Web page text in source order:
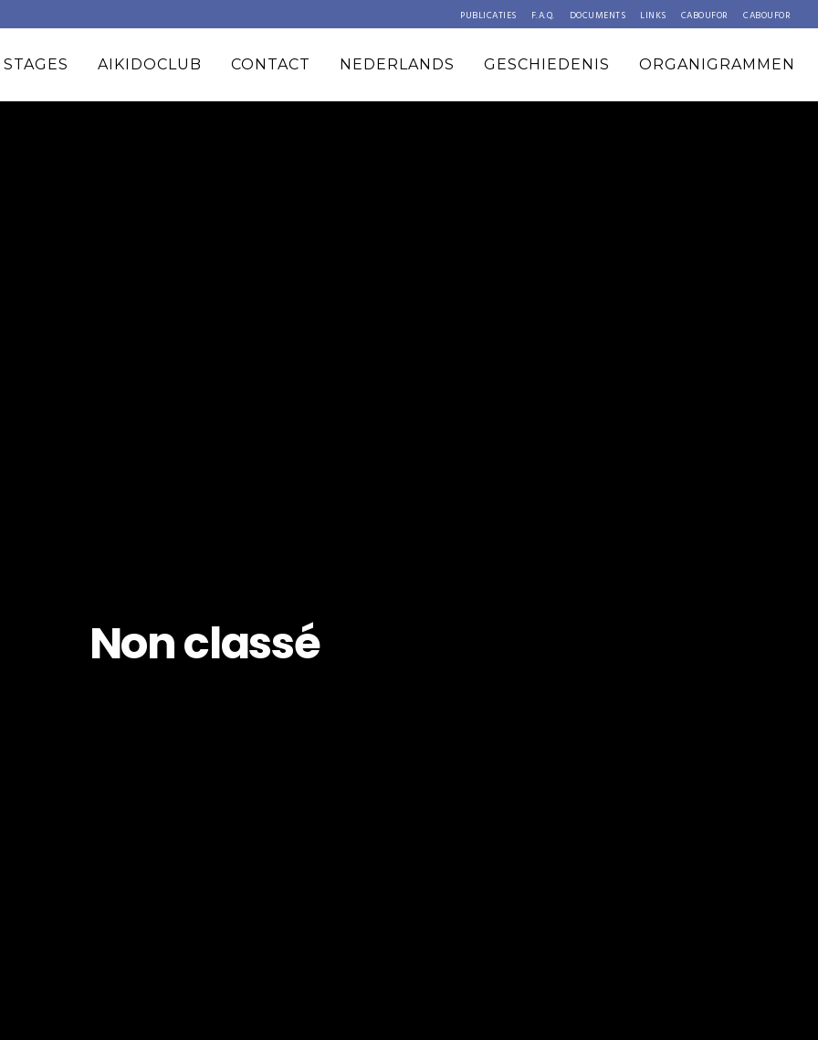
PUBLICATIES F.A.Q. DOCUMENTS LINKS CABOUFOR CABOUFOR
AIKIDOCLUB CONTACT NEDERLANDS GESCHIEDENIS ORGANIGRAMMEN
Non classé